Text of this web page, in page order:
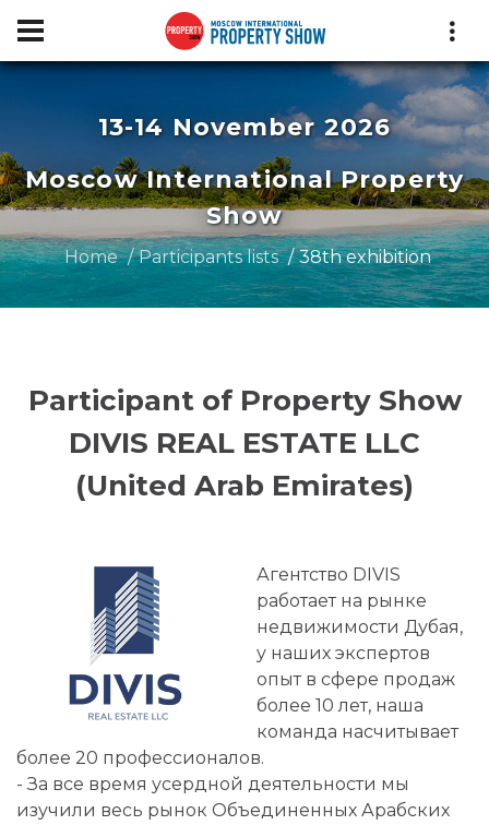
13-14 November 2026
Moscow International Property
Show
Home Participants lists 38th exhibition
Participant of Property Show
DIVIS REAL ESTATE LLC
(United Arab Emirates)
Агентство DIVIS
работает на рынке
недвижимости Дубая,
у наших экспертов
опыт в сфере продаж
более 10 лет, наша
команда насчитывает
более 20 профессионалов.
- За все время усердной деятельности мы
изучили весь рынок Объединенных Арабских